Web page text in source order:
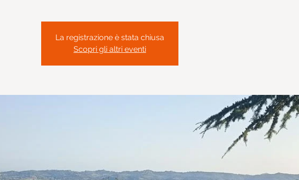
La registrazione è stata chiusa
Scopri gli altri eventi